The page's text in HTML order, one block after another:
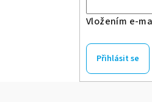
Vložením e-
Přihlásit se